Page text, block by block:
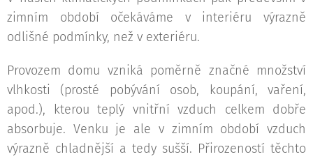
zimním období očekáváme v interiéru výrazně
odlišné podmínky, než v exteriéru.
Provozem domu vzniká poměrně značné množství
vlhkosti (prosté pobývání osob, koupání, vaření,
apod.), kterou teplý vnitřní vzduch celkem dobře
absorbuje. Venku je ale v zimním období vzduch
výrazně chladnější a tedy sušší. Přirozeností těchto